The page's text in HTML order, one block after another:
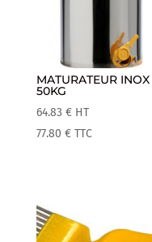
MATURATEUR INOX
50KG
64.83 € HT
77.80 € TTC